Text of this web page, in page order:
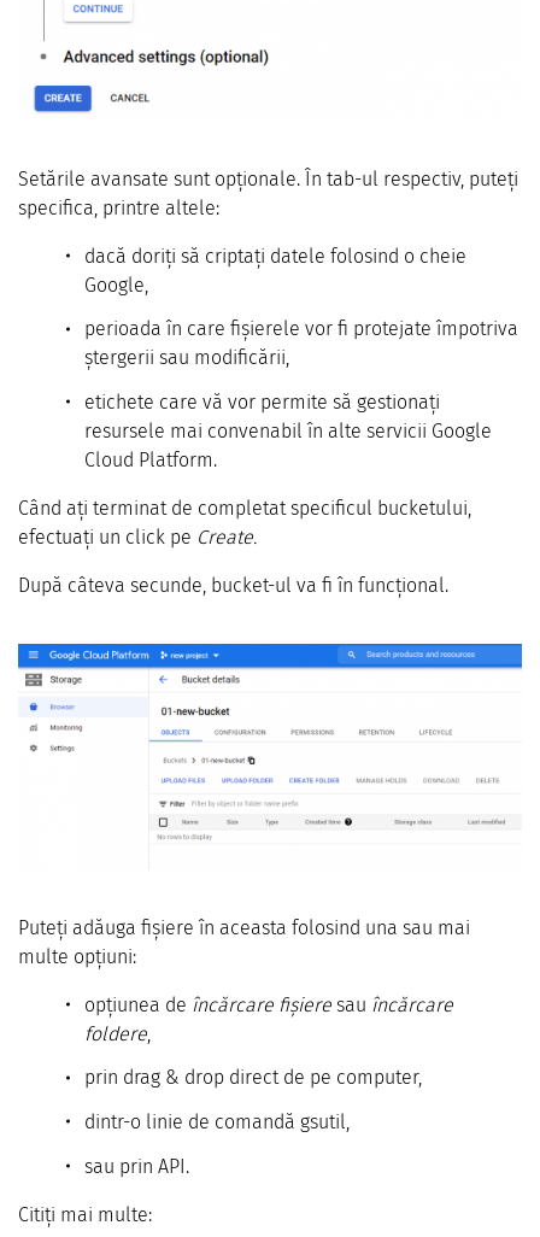
Setările avansate sunt opționale. În tab-ul respectiv, puteți
specifica, printre altele:
dacă doriți să criptați datele folosind o cheie
Google,
perioada în care fișierele vor fi protejate împotriva
ștergerii sau modificării,
etichete care vă vor permite să gestionați
resursele mai convenabil în alte servicii Google
Cloud Platform.
Când ați terminat de completat specificul bucketului,
efectuați un click pe Create.
După câteva secunde, bucket-ul va fi în funcțional.
Puteți adăuga fișiere în aceasta folosind una sau mai
multe opțiuni:
opțiunea de încărcare fișiere sau încărcare
foldere
prin drag & drop direct de pe computer,
dintr-o linie de comandă gsutil,
sau prin API.
Citiți mai multe: